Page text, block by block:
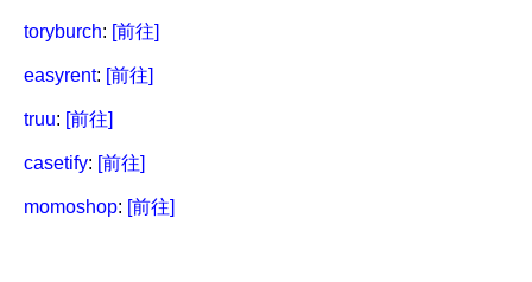
toryburch: [前往]
easyrent: [前往]
truu: [前往]
casetify: [前往]
momoshop: [前往]